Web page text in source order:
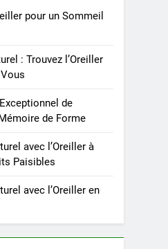
pour un Sommeil
: Trouvez l’Oreiller
de
de Forme
avec l’Oreiller à
Paisibles
avec l’Oreiller en